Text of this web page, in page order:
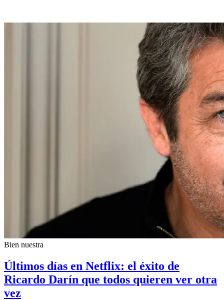
Bien nuestra
Últimos días en Netflix: el éxito de
Ricardo Darín que todos quieren ver otra
vez